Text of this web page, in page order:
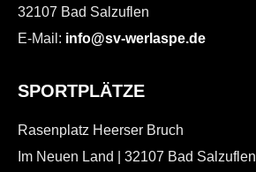
32107 Bad Salzuflen
E-Mail: info@sv-werlaspe.de
SPORTPLÄTZE
Rasenplatz Heerser Bruch
Im Neuen Land | 32107 Bad Salzuflen